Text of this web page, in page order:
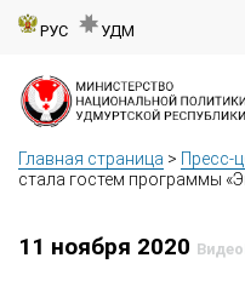
РУС УДМ
Главная страница > Пресс-
стала гостем программы
11 ноября 2020 Видео